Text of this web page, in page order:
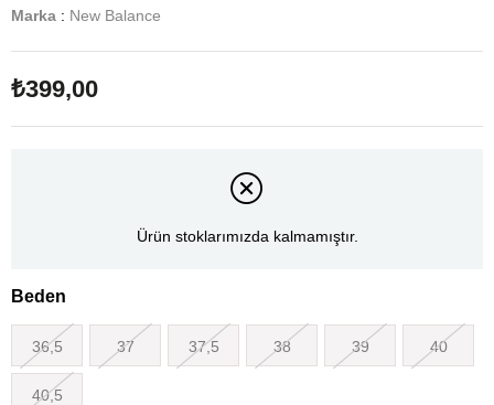
Marka : New Balance
₺399,00
Ürün stoklarımızda kalmamıştır.
Beden
36,5 37 37,5 38 39 40
40,5